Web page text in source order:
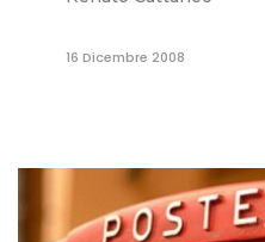
16 Dicembre 2008